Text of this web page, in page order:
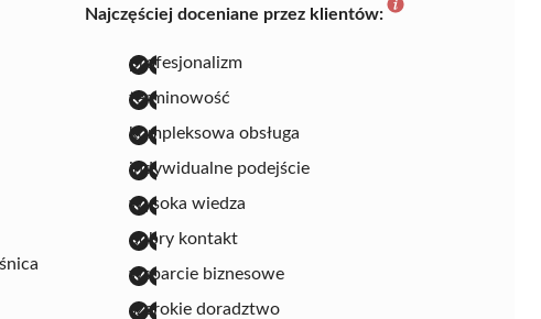
Najczęściej doceniane przez klientów:
profesjonalizm
terminowość
kompleksowa obsługa
indywidualne podejście
wysoka wiedza
dobry kontakt
wsparcie biznesowe
szerokie doradztwo